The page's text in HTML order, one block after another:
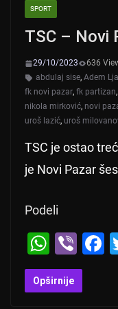
SPORT
TSC – Novi
29/10/2023
636
abdulaj sise, Adem
fk novi pazar, fk partizan,
nikola mirković, novi
uroš lazić, uroš
TSC je ostao
je Novi Pazar
Podeli
W
h
at
Vi
b
er
F
Opširnije